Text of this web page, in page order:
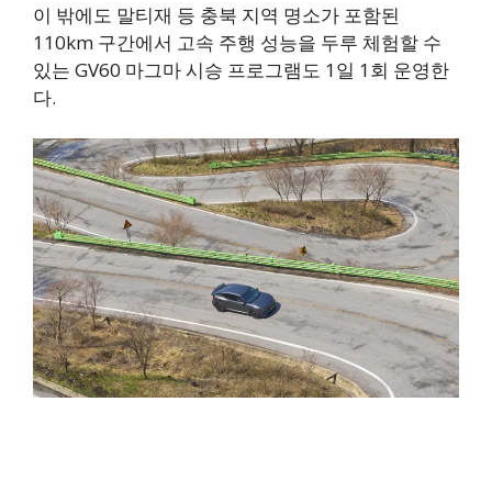
이 밖에도 말티재 등 충북 지역 명소가 포함된
110km 구간에서 고속 주행 성능을 두루 체험할 수
있는 GV60 마그마 시승 프로그램도 1일 1회 운영한
다.